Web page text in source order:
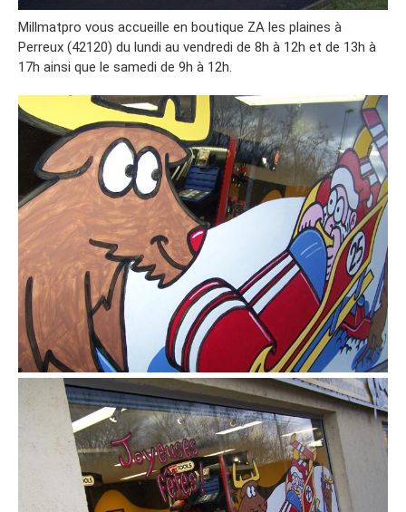
Millmatpro vous accueille en boutique ZA les plaines à
Perreux (42120) du lundi au vendredi de 8h à 12h et de 13h à
17h ainsi que le samedi de 9h à 12h.